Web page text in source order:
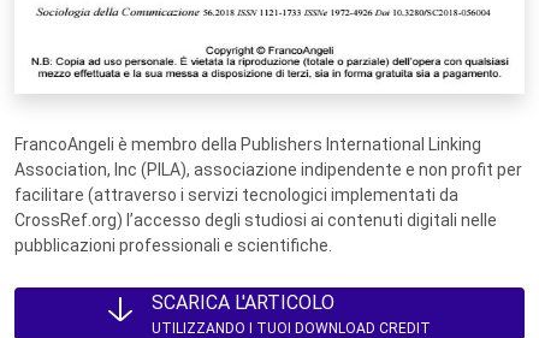
FrancoAngeli è membro della Publishers International Linking
Association, Inc (PILA), associazione indipendente e non profit per
facilitare (attraverso i servizi tecnologici implementati da
CrossRef.org) l’accesso degli studiosi ai contenuti digitali nelle
pubblicazioni professionali e scientifiche.
SCARICA L'ARTICOLO
UTILIZZANDO I TUOI DOWNLOAD CREDIT